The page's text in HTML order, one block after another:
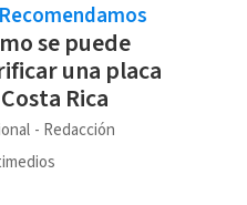
se puede
una placa
Rica
Redacción